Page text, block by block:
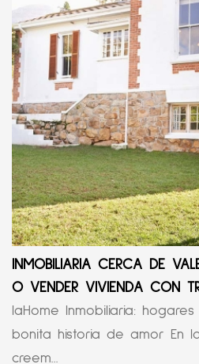
INMOBILIARIA CERCA DE
O VENDER VIVIENDA CON
laHome Inmobiliaria:
bonita historia de amor En
creem...